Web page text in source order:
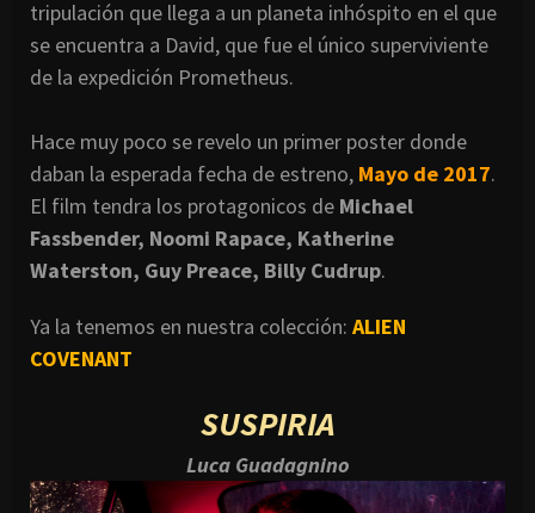
tripulación que llega a un planeta inhóspito en el que
se encuentra a David, que fue el único superviviente
de la expedición Prometheus.
Hace muy poco se revelo un primer poster donde
daban la esperada fecha de estreno, Mayo de 2017.
El film tendra los protagonicos de Michael
Fassbender, Noomi Rapace, Katherine
Waterston, Guy Preace, Billy Cudrup.
Ya la tenemos en nuestra colección: ALIEN
COVENANT
SUSPIRIA
Luca Guadagnino